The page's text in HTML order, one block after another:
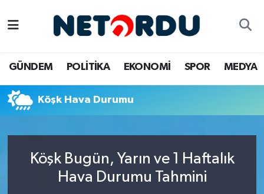
GÜNDEM POLİTİKA EKONOMİ SPOR MEDYA
Köşk Hava Durumu
Köşk Bugün, Yarın ve 1 Haftalık
Hava Durumu Tahmini
DÜNYA
EĞİTİM
EKONOMİ
Namaz Vakitleri
Trafik Durumu
Süper Lig Puan Durumu ve Fikstür